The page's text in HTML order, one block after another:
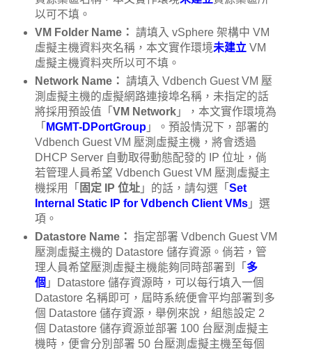
以可不填。
VM Folder Name： 請填入 vSphere 架構中 VM
虛擬主機資料夾名稱，本文實作環境未建立 VM
虛擬主機資料夾所以可不填。
Network Name： 請填入 Vdbench Guest VM 壓
測虛擬主機的虛擬網路連接埠名稱，未指定的話
將採用預設值「 VM Network」，本文實作環境為
「 MGMT-DPortGroup」。預設情況下，部署的
Vdbench Guest VM 壓測虛擬主機，將會透過
DHCP Server 自動取得動態配發的 IP 位址，倘
若管理人員希望 Vdbench Guest VM 壓測虛擬主
機採用「 固定 IP 位址」的話，請勾選「 Set
Internal Static IP for Vdbench Client VMs」選
項。
Datastore Name： 指定部署 Vdbench Guest VM
壓測虛擬主機的 Datastore 儲存資源。倘若，管
理人員希望壓測虛擬主機能夠同時部署到「 多
個 」Datastore 儲存資源時，可以每行填入一個
Datastore 名稱即可，屆時系統便會平均部署到多
個 Datastore 儲存資源，舉例來說，組態設定 2
個 Datastore 儲存資源並部署 100 台壓測虛擬主
機時，便會分別部署 50 台壓測虛擬主機至每個